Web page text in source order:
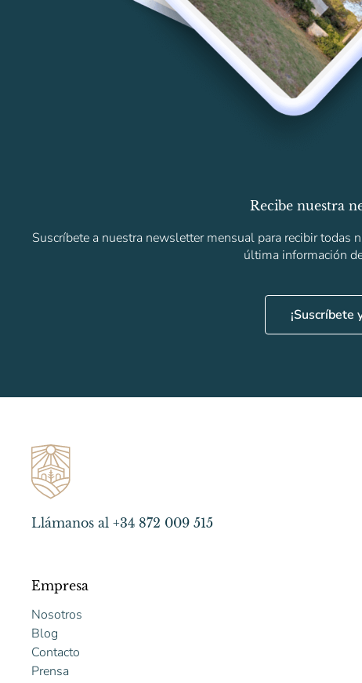
Recibe nuestra
Suscríbete a nuestra newsletter mensual para recibir todas
última información
¡Suscríbete
Llámanos al +34 872 009 515
Empresa
Nosotros
Blog
Contacto
Prensa